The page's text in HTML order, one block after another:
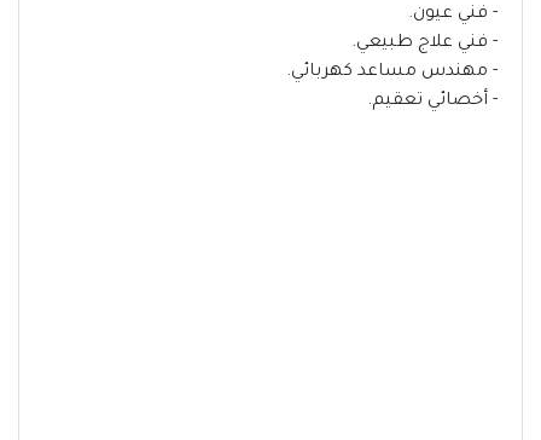
- فني عيون.
- فني علاج طبيعي.
- مهندس مساعد كهربائي.
- أخصائي تعقيم.